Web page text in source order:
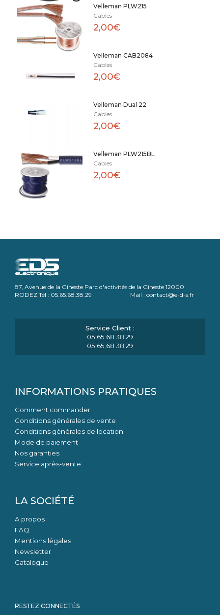
Velleman PLW215
Cables
2,00€
Velleman CAB2084
Cables
2,00€
Velleman Dual 22
Cables
2,00€
Velleman PLW215BL
Cables
2,00€
87, Avenue de la Gineste Parc d'activités de la Gineste 12000
RODEZ Tél : 05.65.68.38.29 Mail : contact@e-d-s.fr
05.65.68.38.29
05.65.68.38.29
INFORMATIONS PRATIQUES
Comment commander
Conditions générales de vente
Conditions générales de location
Mode de paiement
Nos garanties
Service après-vente
LA SOCIÉTÉ
A propos
FAQ
Mentions légales
Newsletter
Catalogue